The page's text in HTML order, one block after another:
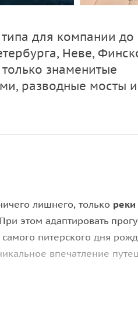
для компании до
Неве,
знаменитые
разводные мосты
лишнего, только
этом адаптировать
питерского дня
впечатление
4 зоны отдыха